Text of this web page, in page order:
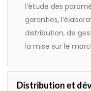
l’étude des
garanties,
distribution, de
la mise sur le
Distribution et